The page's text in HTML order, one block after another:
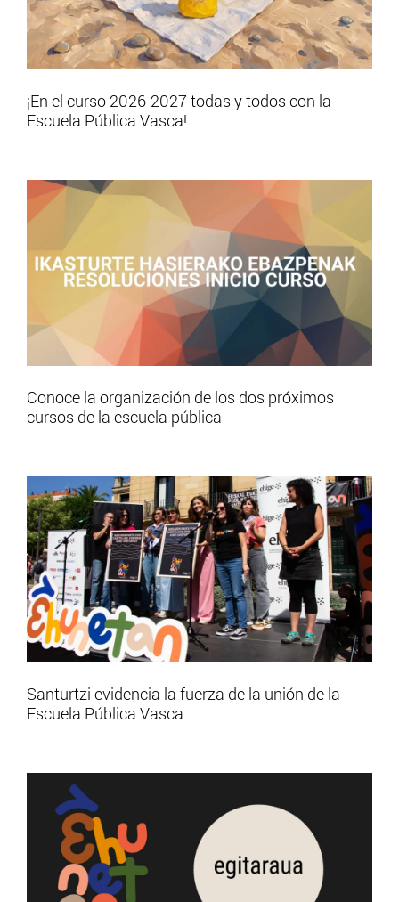
¡En el curso 2026-2027 todas y todos con la
Escuela Pública Vasca!
Conoce la organización de los dos próximos
cursos de la escuela pública
Santurtzi evidencia la fuerza de la unión de la
Escuela Pública Vasca